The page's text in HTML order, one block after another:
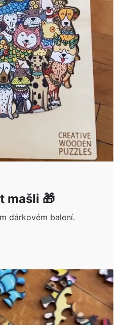
mašli 🎁
dárkovém balení.